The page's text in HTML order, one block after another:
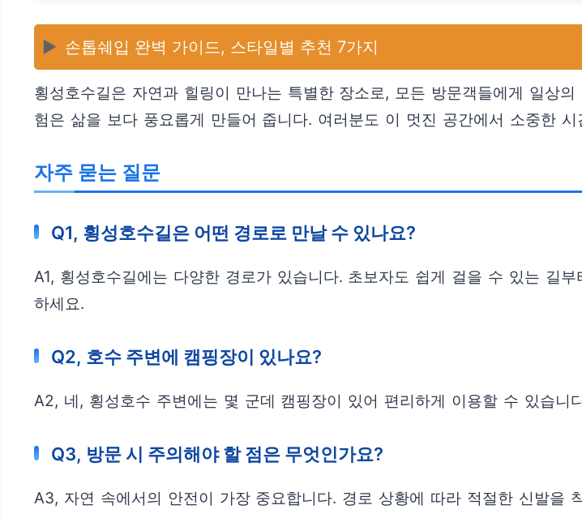
▶️ 손톱쉐입 완벽 가이드, 스타일별 추천 7가지
횡성호수길은 자연과 힐링이 만나는 특별한 장소로, 모든 방문객들에게 일상
험은 삶을 보다 풍요롭게 만들어 줍니다. 여러분도 이 멋진 공간에서 소중한 시
자주 묻는 질문
Q1, 횡성호수길은 어떤 경로로 만날 수 있나요?
A1, 횡성호수길에는 다양한 경로가 있습니다. 초보자도 쉽게 걸을 수 있는 길
하세요.
Q2, 호수 주변에 캠핑장이 있나요?
A2, 네, 횡성호수 주변에는 몇 군데 캠핑장이 있어 편리하게 이용할 수 있습니
Q3, 방문 시 주의해야 할 점은 무엇인가요?
A3, 자연 속에서의 안전이 가장 중요합니다. 경로 상황에 따라 적절한 신발을